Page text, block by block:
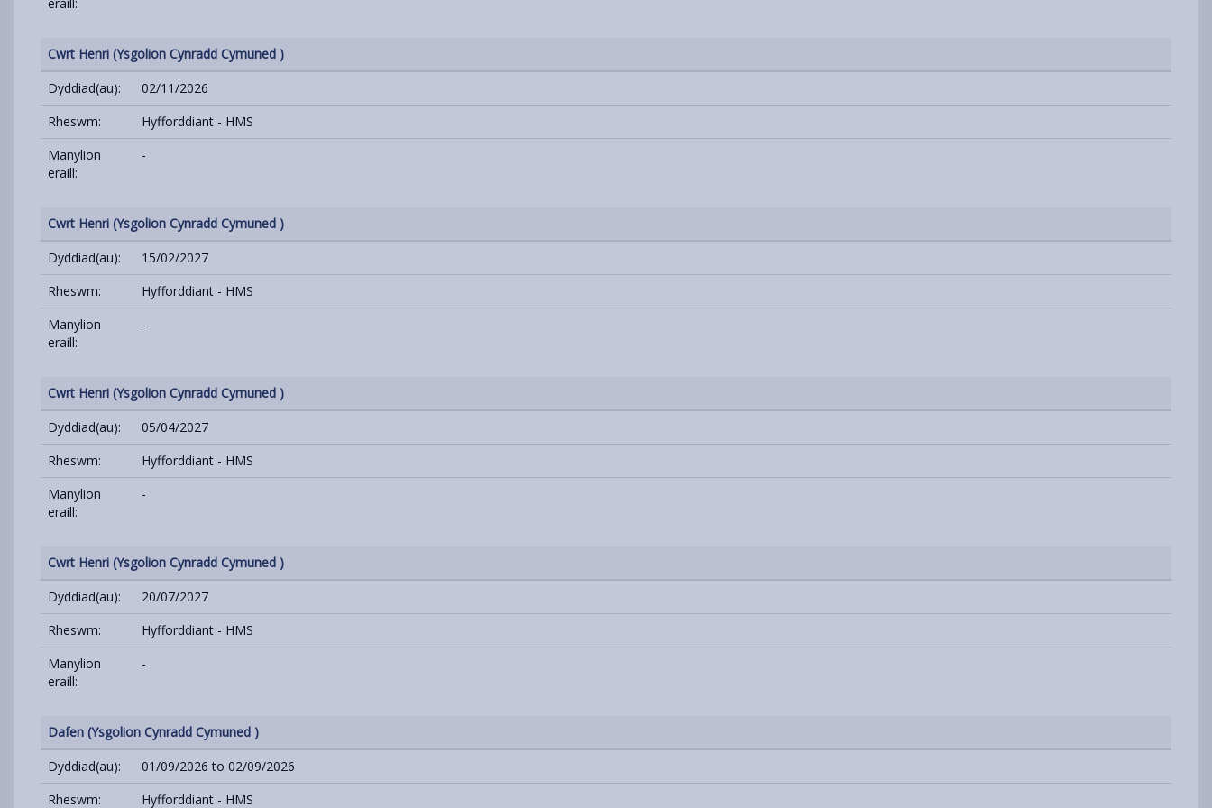
Cwrt Henri (Ysgolion Cynradd Cymuned )
Dyddiad(au):
02/11/2026
Rheswm:
Hyfforddiant - HMS
Manylion
eraill:
-
Cwrt Henri (Ysgolion Cynradd Cymuned )
Dyddiad(au):
15/02/2027
Rheswm:
Hyfforddiant - HMS
Manylion
eraill:
-
Cwrt Henri (Ysgolion Cynradd Cymuned )
Dyddiad(au):
05/04/2027
Rheswm:
Hyfforddiant - HMS
Manylion
eraill:
-
Cwrt Henri (Ysgolion Cynradd Cymuned )
Dyddiad(au):
20/07/2027
Rheswm:
Hyfforddiant - HMS
Manylion
eraill:
-
Dafen (Ysgolion Cynradd Cymuned )
Dyddiad(au):
01/09/2026 to 02/09/2026
Rheswm:
Hyfforddiant - HMS